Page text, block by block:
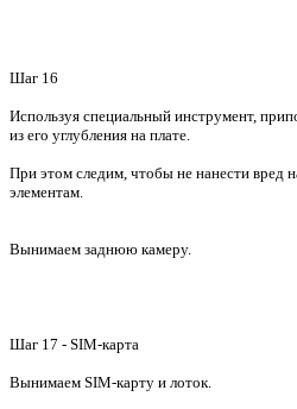
Шаг 16
Используя специальный инструмент,
из его углубления на плате.
При этом следим, чтобы не нанести вред
элементам.
Вынимаем заднюю камеру.
Шаг 17 - SIM-карта
Вынимаем SIM-карту и лоток.